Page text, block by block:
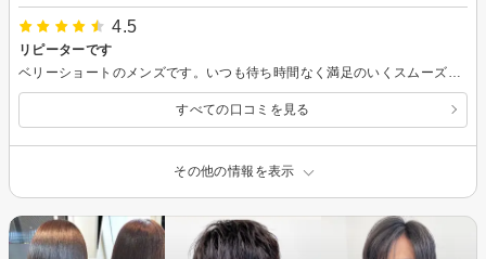
4.5
リピーターです
すべての口コミを見る
その他の情報を表示